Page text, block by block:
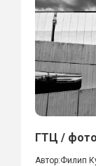
ГТЦ /
Автор:Филип